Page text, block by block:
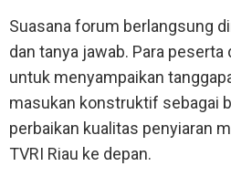
Suasana forum berlangsung
dan tanya jawab. Para
untuk menyampaikan
masukan konstruktif sebagai
perbaikan kualitas penyiaran
TVRI Riau ke depan.